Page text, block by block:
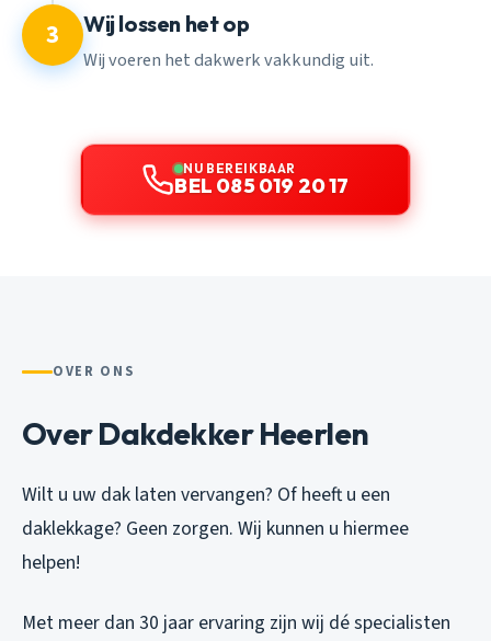
3 Wij lossen het op
Wij voeren het dakwerk vakkundig uit.
NU BEREIKBAAR
BEL 085 019 20 17
OVER ONS
Over Dakdekker Heerlen
Wilt u uw dak laten vervangen? Of heeft u een
daklekkage? Geen zorgen. Wij kunnen u hiermee
helpen!
Met meer dan 30 jaar ervaring zijn wij dé specialisten